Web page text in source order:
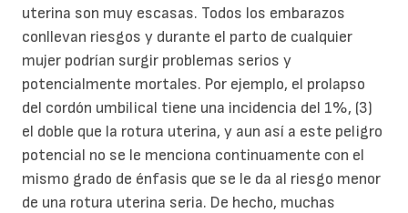
uterina son muy escasas. Todos los embarazos
conllevan riesgos y durante el parto de cualquier
mujer podrían surgir problemas serios y
potencialmente mortales. Por ejemplo, el prolapso
del cordón umbilical tiene una incidencia del 1%, (3)
el doble que la rotura uterina, y aun así a este peligro
potencial no se le menciona continuamente con el
mismo grado de énfasis que se le da al riesgo menor
de una rotura uterina seria. De hecho, muchas